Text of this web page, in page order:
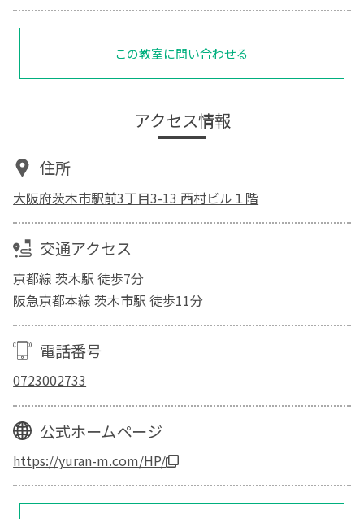
この教室に問い合わせる
アクセス情報
住所
大阪府茨木市駅前3丁目3-13 西村ビル１階
交通アクセス
京都線 茨木駅 徒歩7分
阪急京都本線 茨木市駅 徒歩11分
電話番号
0723002733
公式ホームページ
https://yuran-m.com/HP/